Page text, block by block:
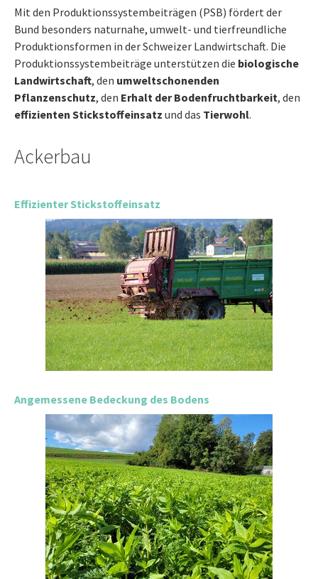
Mit den Produktionssystembeiträgen (PSB) fördert der
Bund besonders naturnahe, umwelt- und tierfreundliche
Produktionsformen in der Schweizer Landwirtschaft. Die
Produktionssystembeiträge unterstützen die biologische
Landwirtschaft, den umweltschonenden
Pflanzenschutz, den Erhalt der Bodenfruchtbarkeit, den
effizienten Stickstoffeinsatz und das Tierwohl.
Ackerbau
Effizienter Stickstoffeinsatz
Angemessene Bedeckung des Bodens